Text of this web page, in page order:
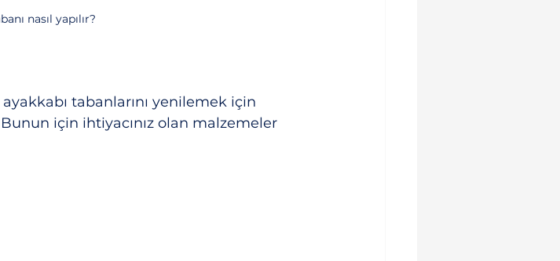
nasıl yapılır?
tabanlarını yenilemek için
için ihtiyacınız olan malzemeler